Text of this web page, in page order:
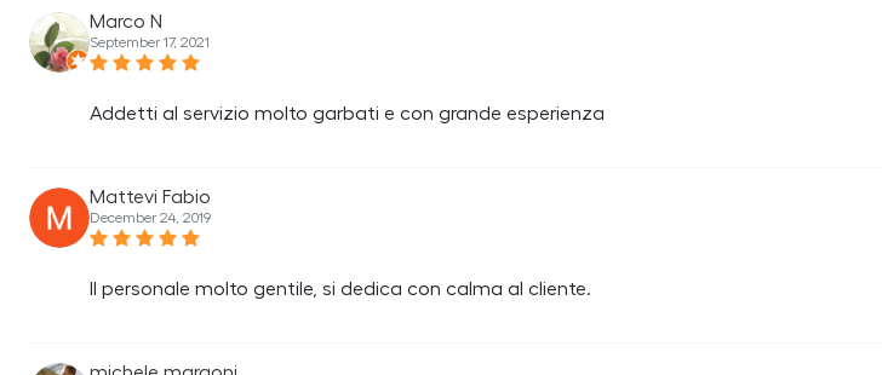
Marco N
September 17, 2021
Addetti al servizio molto garbati e con grande esperienza
Mattevi Fabio
December 24, 2019
Il personale molto gentile, si dedica con calma al cliente.